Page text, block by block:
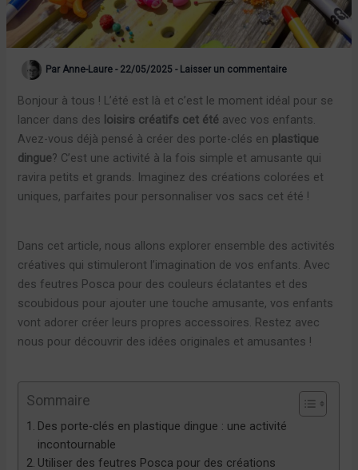
Par Anne-Laure- 22/05/2025- Laisser un commentaire
Bonjour à tous ! L’été est là et c’est le moment idéal pour se
lancer dans des loisirs créatifs cet été avec vos enfants.
Avez-vous déjà pensé à créer des porte-clés en plastique
dingue? C’est une activité à la fois simple et amusante qui
ravira petits et grands. Imaginez des créations colorées et
uniques, parfaites pour personnaliser vos sacs cet été !
Dans cet article, nous allons explorer ensemble des activités
créatives qui stimuleront l’imagination de vos enfants. Avec
des feutres Posca pour des couleurs éclatantes et des
scoubidous pour ajouter une touche amusante, vos enfants
vont adorer créer leurs propres accessoires. Restez avec
nous pour découvrir des idées originales et amusantes !
Sommaire
Des porte-clés en plastique dingue : une activité
incontournable
Utiliser des feutres Posca pour des créations